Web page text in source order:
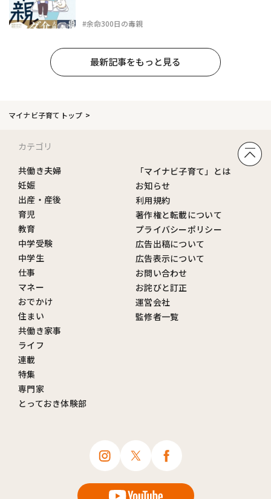
#余命300日の毒親
最新記事をもっと見る
マイナビ子育てトップ
カテゴリ
共働き夫婦
妊娠
出産・産後
育児
教育
中学受験
中学生
仕事
マネー
おでかけ
住まい
共働き家事
ライフ
連載
特集
専門家
とっておき体験部
「マイナビ子育て」とは
お知らせ
利用規約
著作権と転載について
プライバシーポリシー
広告出稿について
広告表示について
お問い合わせ
お詫びと訂正
運営会社
監修者一覧